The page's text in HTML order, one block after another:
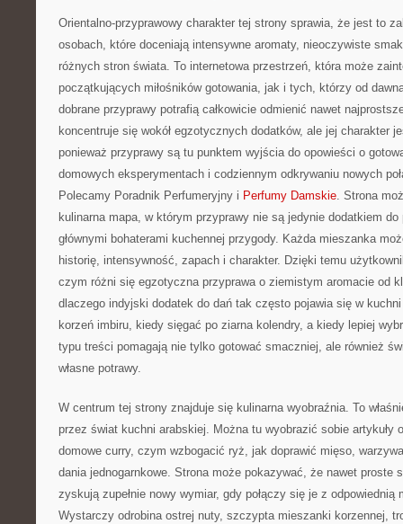
Orientalno-przyprawowy charakter tej strony sprawia, że jest to
osobach, które doceniają intensywne aromaty, nieoczywiste
różnych stron świata. To internetowa przestrzeń, która może
początkujących miłośników gotowania, jak i tych, którzy od
dobrane przyprawy potrafią całkowicie odmienić nawet
koncentruje się wokół egzotycznych dodatków, ale jej charakter
ponieważ przyprawy są tu punktem wyjścia do opowieści o
domowych eksperymentach i codziennym odkrywaniu nowych
Polecamy Poradnik Perfumeryjny i Perfumy Damskie. Strona
kulinarna mapa, w którym przyprawy nie są jedynie dodatkiem
głównymi bohaterami kuchennej przygody. Każda mieszanka
historię, intensywność, zapach i charakter. Dzięki temu
czym różni się egzotyczna przyprawa o ziemistym aromacie od
dlaczego indyjski dodatek do dań tak często pojawia się w
korzeń imbiru, kiedy sięgać po ziarna kolendry, a kiedy lepiej
typu treści pomagają nie tylko gotować smaczniej, ale również
własne potrawy.
W centrum tej strony znajduje się kulinarna wyobraźnia. To
przez świat kuchni arabskiej. Można tu wyobrazić sobie artykuły
domowe curry, czym wzbogacić ryż, jak doprawić mięso,
dania jednogarnkowe. Strona może pokazywać, że nawet proste
zyskują zupełnie nowy wymiar, gdy połączy się je z odpowiednią
Wystarczy odrobina ostrej nuty, szczypta mieszanki korzennej,